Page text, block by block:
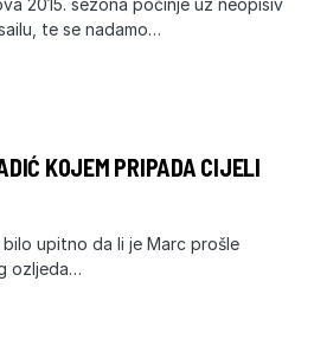
2015. sezona počinje uz neopisiv
te se nadamo…
KOJEM PRIPADA CIJELI
upitno da li je Marc prošle
ozljeda…